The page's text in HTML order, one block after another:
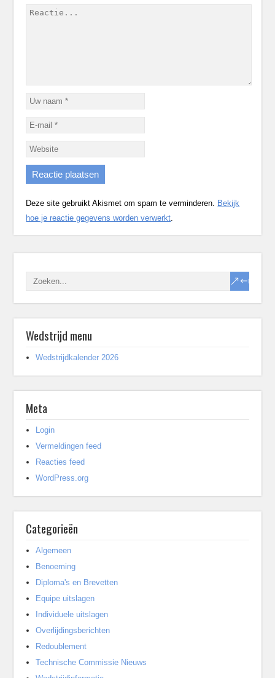
Deze site gebruikt Akismet om spam te verminderen. Bekijk
hoe je reactie gegevens worden verwerkt.
Wedstrijd menu
Wedstrijdkalender 2026
Meta
Login
Vermeldingen feed
Reacties feed
WordPress.org
Categorieën
Algemeen
Benoeming
Diploma's en Brevetten
Equipe uitslagen
Individuele uitslagen
Overlijdingsberichten
Redoublement
Technische Commissie Nieuws